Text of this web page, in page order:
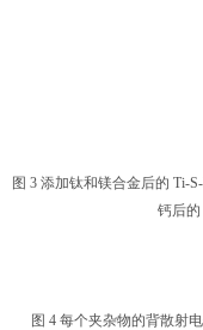
图 3 添加钛和镁合金后的 Ti-
钙后的
图 4 每个夹杂物的背散射